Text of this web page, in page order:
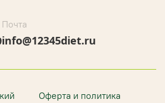
Почта
info@12345diet.ru
Оферта и политика